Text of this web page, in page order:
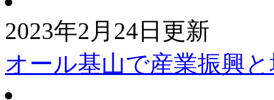
2023年2月24日更新
オール基山で産業振興